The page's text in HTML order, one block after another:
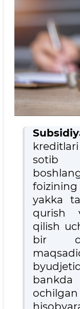
sotib
yakka
qurish
qilish
bir